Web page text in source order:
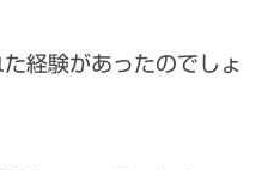
経験があったのでしょ